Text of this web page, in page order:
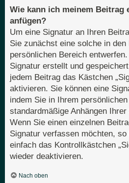
Wie kann ich meinem Beitrag
anfügen?
Um eine Signatur an Ihren
Sie zunächst eine solche in
persönlichen Bereich
Signatur erstellt und
jedem Beitrag das Kästchen
aktivieren. Sie können eine
indem Sie in Ihrem
standardmäßige Anhängen
Wenn Sie einen einzelnen
Signatur verfassen möchten,
einfach das Kontrollkästchen
wieder deaktivieren.
Nach oben